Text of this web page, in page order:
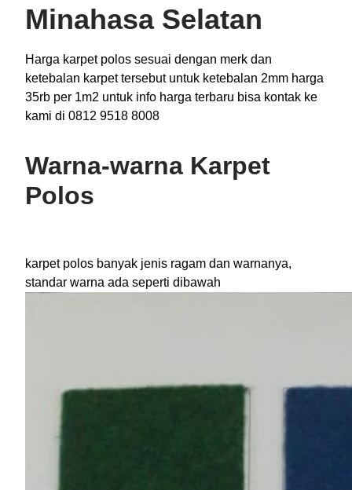
Minahasa Selatan
Harga karpet polos sesuai dengan merk dan
ketebalan karpet tersebut untuk ketebalan 2mm harga
35rb per 1m2 untuk info harga terbaru bisa kontak ke
kami di 0812 9518 8008
Warna-warna Karpet
Polos
karpet polos banyak jenis ragam dan warnanya,
standar warna ada seperti dibawah